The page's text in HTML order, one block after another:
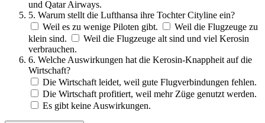
und Qatar Airways.
5. Warum stellt die Lufthansa ihre Tochter Cityline ein?
Weil es zu wenige Piloten gibt.
Weil die Flugzeuge zu
klein sind.
Weil die Flugzeuge alt sind und viel Kerosin
verbrauchen.
6. Welche Auswirkungen hat die Kerosin-Knappheit auf die
Wirtschaft?
Die Wirtschaft leidet, weil gute Flugverbindungen fehlen.
Die Wirtschaft profitiert, weil mehr Züge genutzt werden.
Es gibt keine Auswirkungen.